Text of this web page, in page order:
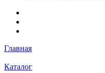
Главная
Каталог